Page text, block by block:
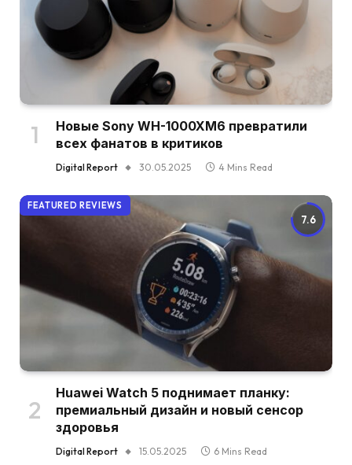
Новые Sony WH-1000XM6 превратили
всех фанатов в критиков
Digital Report 30.05.2025 4 Mins Read
7.6
FEATURED REVIEWS
Huawei Watch 5 поднимает планку:
премиальный дизайн и новый сенсор
здоровья
Digital Report 15.05.2025 6 Mins Read